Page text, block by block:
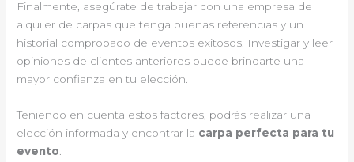
Finalmente, asegúrate de trabajar con una empresa de
alquiler de carpas que tenga buenas referencias y un
historial comprobado de eventos exitosos. Investigar y leer
opiniones de clientes anteriores puede brindarte una
mayor confianza en tu elección.
Teniendo en cuenta estos factores, podrás realizar una
elección informada y encontrar la carpa perfecta para tu
evento